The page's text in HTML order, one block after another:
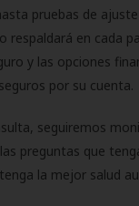
pruebas de
respaldará en cada
y las opciones
por su cuenta.
seguiremos
preguntas que
la mejor salud